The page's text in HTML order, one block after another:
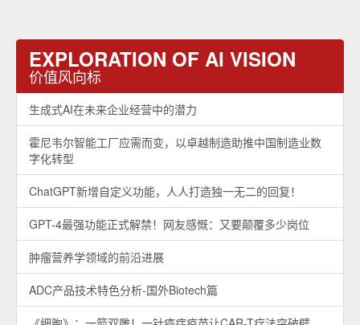
EXPLORATION OF AI VISION
价值风向标
生成式AI在未来企业经营中的潜力
霍尼韦尔智能工厂应需而变，以卓越制造助推中国制造业数
字化转型
ChatGPT新增自定义功能，人人打造独一无二的回复！
GPT-4最强功能正式解禁！网友感慨：又要颠覆多少岗位
肿瘤营养学领域的前沿进展
ADC产品技术特色分析-国外Biotech篇